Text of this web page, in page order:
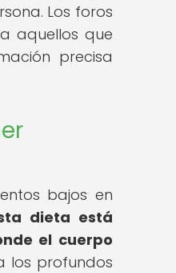
Los foros
aquellos que
precisa
bajos en
dieta está
el cuerpo
los profundos